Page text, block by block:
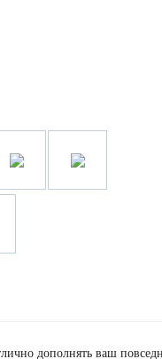
дополнять ваш